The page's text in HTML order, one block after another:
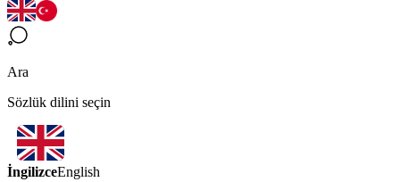
Ara
Sözlük dilini seçin
İngilizceEnglish